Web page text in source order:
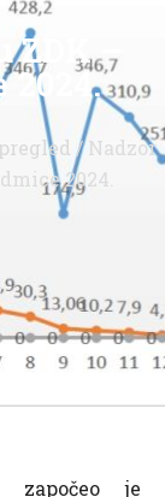
ZDK –
2024.
/ Nadzor
2024.
započeo je